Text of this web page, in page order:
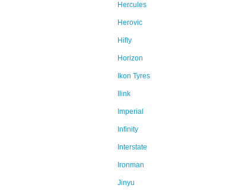
Hercules
Herovic
Hifly
Horizon
Ikon Tyres
Ilink
Imperial
Infinity
Interstate
Ironman
Jinyu